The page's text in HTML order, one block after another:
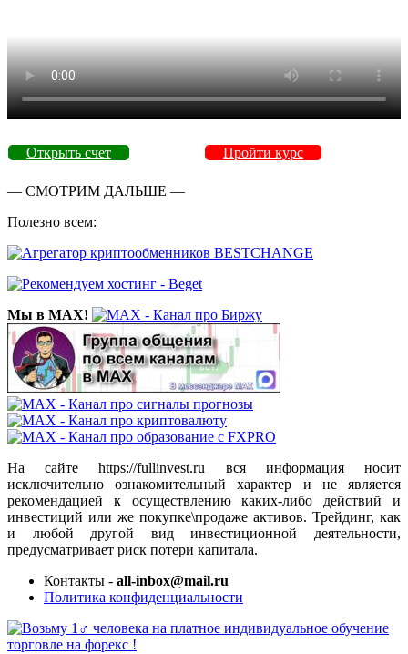
Открыть счет Пройти курс
— СМОТРИМ ДАЛЬШЕ —
Полезно всем:
Мы в MAX!
На сайте https://fullinvest.ru вся информация носит
исключительно ознакомительный характер и не является
рекомендацией к осуществлению каких-либо действий и
инвестиций или же покупке\продаже активов. Трейдинг, как
и любой другой вид инвестиционной деятельности,
предусматривает риск потери капитала.
Контакты - all-inbox@mail.ru
Политика конфиденциальности